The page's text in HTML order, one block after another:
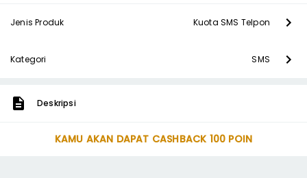
Jenis Produk Kuota SMS Telpon
Kategori SMS
Deskripsi
KAMU AKAN DAPAT CASHBACK 100 POIN